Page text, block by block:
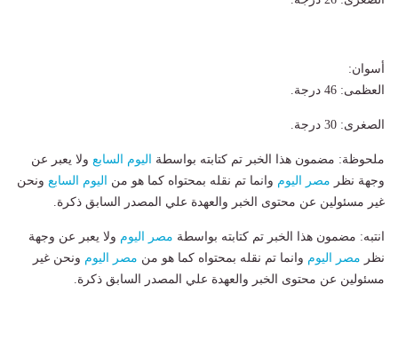
​أسوان:
​العظمى: 46 درجة.
​الصغرى: 30 درجة.
ملحوظة: مضمون هذا الخبر تم كتابته بواسطة اليوم السابع ولا يعبر عن
وجهة نظر مصر اليوم وانما تم نقله بمحتواه كما هو من اليوم السابع ونحن
غير مسئولين عن محتوى الخبر والعهدة علي المصدر السابق ذكرة.
انتبه: مضمون هذا الخبر تم كتابته بواسطة مصر اليوم ولا يعبر عن وجهة
نظر مصر اليوم وانما تم نقله بمحتواه كما هو من مصر اليوم ونحن غير
مسئولين عن محتوى الخبر والعهدة علي المصدر السابق ذكرة.